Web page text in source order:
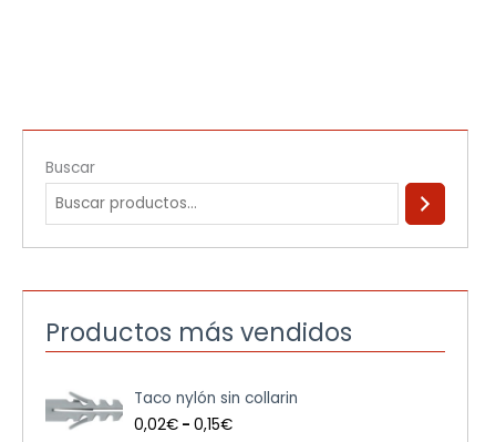
Buscar
Productos más vendidos
Taco nylón sin collarin
0,02€ - 0,15€
a
n